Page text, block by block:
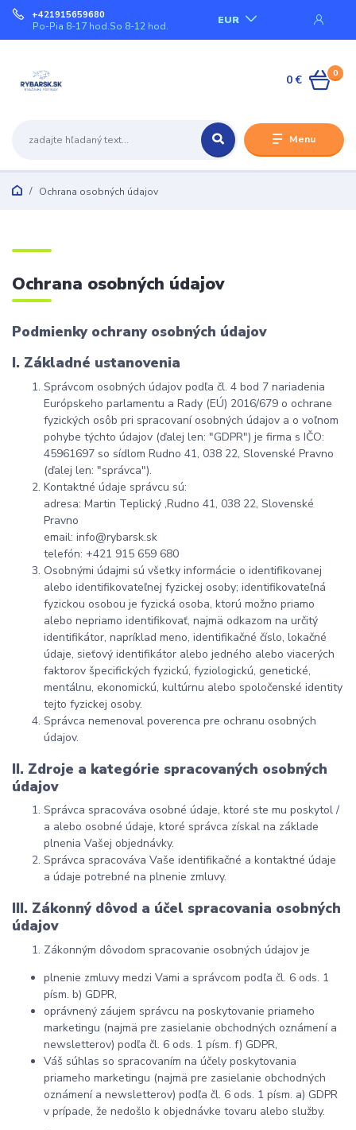
Menu
EUR
+421915659680
Po-Pia 8-17 hod.So 8-12 hod.
0
0 €
Ochrana osobných údajov
Ochrana osobných údajov
Podmienky ochrany osobných údajov
I. Základné ustanovenia
Správcom osobných údajov podľa čl. 4 bod 7 nariadenia
Európskeho parlamentu a Rady (EÚ) 2016/679 o ochrane
fyzických osôb pri spracovaní osobných údajov a o voľnom
pohybe týchto údajov (ďalej len: "GDPR") je firma s IČO:
45961697 so sídlom Rudno 41, 038 22, Slovenské Pravno
(ďalej len: "správca").
Kontaktné údaje správcu sú:
adresa: Martin Teplický ,Rudno 41, 038 22, Slovenské
Pravno
email: info@rybarsk.sk
telefón: +421 915 659 680
Osobnými údajmi sú všetky informácie o identifikovanej
alebo identifikovateľnej fyzickej osoby; identifikovateľná
fyzickou osobou je fyzická osoba, ktorú možno priamo
alebo nepriamo identifikovať, najmä odkazom na určitý
identifikátor, napríklad meno, identifikačné číslo, lokačné
údaje, sieťový identifikátor alebo jedného alebo viacerých
faktorov špecifických fyzickú, fyziologickú, genetické,
mentálnu, ekonomickú, kultúrnu alebo spoločenské identity
tejto fyzickej osoby.
Správca nemenoval poverenca pre ochranu osobných
údajov.
II. Zdroje a kategórie spracovaných osobných
údajov
Správca spracováva osobné údaje, ktoré ste mu poskytol /
a alebo osobné údaje, ktoré správca získal na základe
plnenia Vašej objednávky.
Správca spracováva Vaše identifikačné a kontaktné údaje
a údaje potrebné na plnenie zmluvy.
III. Zákonný dôvod a účel spracovania osobných
údajov
Zákonným dôvodom spracovanie osobných údajov je
plnenie zmluvy medzi Vami a správcom podľa čl. 6 ods. 1
písm. b) GDPR,
oprávnený záujem správcu na poskytovanie priameho
marketingu (najmä pre zasielanie obchodných oznámení a
newsletterov) podľa čl. 6 ods. 1 písm. f) GDPR,
Váš súhlas so spracovaním na účely poskytovania
priameho marketingu (najmä pre zasielanie obchodných
oznámení a newsletterov) podľa čl. 6 ods. 1 písm. a) GDPR
v prípade, že nedošlo k objednávke tovaru alebo služby.